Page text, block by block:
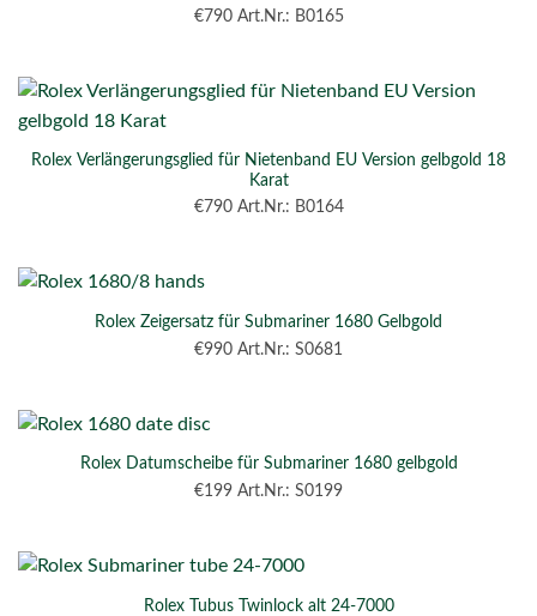
€790Art.Nr.: B0165
Rolex Verlängerungsglied für Nietenband EU Version gelbgold 18
Karat
€790Art.Nr.: B0164
Rolex Zeigersatz für Submariner 1680 Gelbgold
€990 Art.Nr.: S0681
Rolex Datumscheibe für Submariner 1680 gelbgold
€199 Art.Nr.: S0199
Rolex Tubus Twinlock alt 24-7000